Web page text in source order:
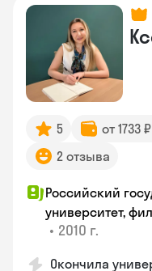
5 от 1733
2 отзыва
Российский
университет,
• 2010 г.
Окончила